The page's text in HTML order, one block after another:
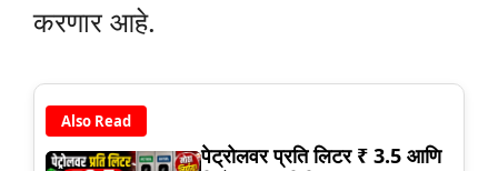
करणार आहे.
Also Read
पेट्रोलवर प्रति लिटर ₹ 3.5 आणि